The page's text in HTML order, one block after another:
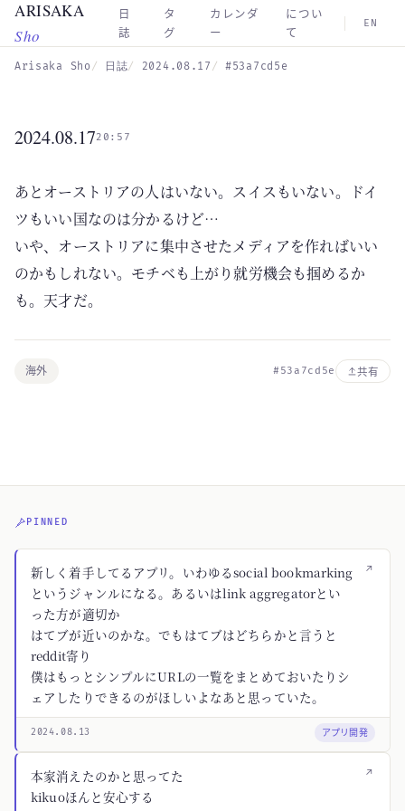
Skip to main content
ARISAKA
Sho
日
誌
タ
グ
カレンダ
ー
につい
て
EN
Arisaka Sho 日誌 2024.08.17 #53a7cd5e
2024.08.1720:57
あとオーストリアの人はいない。スイスもいない。ドイ
ツもいい国なのは分かるけど…
いや、オーストリアに集中させたメディアを作ればいい
のかもしれない。モチベも上がり就労機会も掴めるか
も。天才だ。
海外 #53a7cd5e 共有
PINNED
↗
新しく着手してるアプリ。いわゆるsocial bookmarking
というジャンルになる。あるいはlink aggregatorとい
った方が適切か
はてブが近いのかな。でもはてブはどちらかと言うと
reddit寄り
僕はもっとシンプルにURLの一覧をまとめておいたりシ
ェアしたりできるのがほしいよなあと思っていた。
2024.08.13 アプリ開発
↗
本家消えたのかと思ってた
kikuoほんと安心する